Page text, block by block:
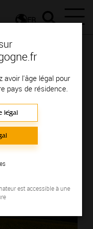
avoir l'âge légal pour
pays de résidence.
légal
est accessible à une
FR